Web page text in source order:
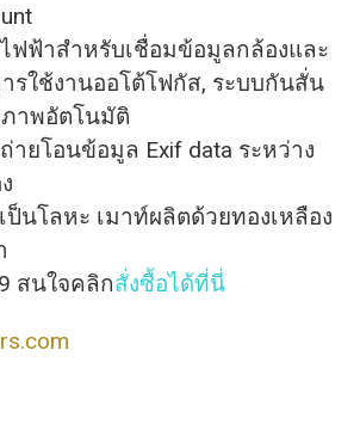
ฟฟ้าสำหรับเชื่อมข้อมูลกล้องและ
รใช้งานออโต้โฟกัส, ระบบกันสั่น
าพอัตโนมัติ
ายโอนข้อมูล Exif data ระหว่าง
ป็นโลหะ เมาท์ผลิตด้วยทองเหลือง
สนใจคลิกสั่งซื้อได้ที่นี่